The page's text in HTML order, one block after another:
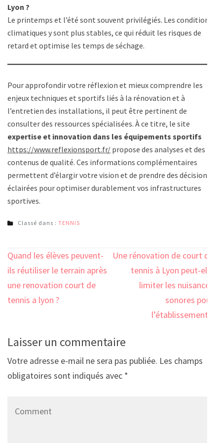
Lyon ?
Le printemps et l’été sont souvent privilégiés. Les conditions
climatiques y sont plus stables, ce qui réduit les risques de
retard et optimise les temps de séchage.
Pour approfondir votre réflexion et mieux comprendre les
enjeux techniques et sportifs liés à la rénovation et à
l’entretien des installations, il peut être pertinent de
consulter des ressources spécialisées. À ce titre, le site
expertise et innovation dans les équipements sportifs
https://www.reflexionsport.fr/ propose des analyses et des
contenus de qualité. Ces informations complémentaires
permettent d’élargir votre vision et de prendre des décisions
éclairées pour optimiser durablement vos infrastructures
sportives.
Classé dans : TENNIS
Navigation
de
l’article
Quand les élèves peuvent-
ils réutiliser le terrain après
une renovation court de
tennis a lyon ?
Une rénovation de court de
tennis à Lyon peut-elle
limiter les nuisances
sonores pour
l’établissement ?
Laisser un commentaire
Votre adresse e-mail ne sera pas publiée. Les champs
obligatoires sont indiqués avec *